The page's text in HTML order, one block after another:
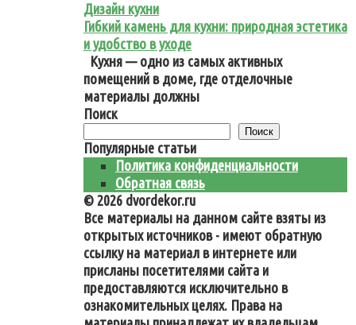
Дизайн кухни
Гибкий камень для кухни: природная эстетика
и удобство в уходе
Кухня — одно из самых активных
помещений в доме, где отделочные
материалы должны
Поиск
Поиск
Популярные статьи
Политика конфиденциальности
Обратная связь
© 2026 dvordekor.ru
Все материалы на данном сайте взяты из
открытых источников - имеют обратную
ссылку на материал в интернете или
присланы посетителями сайта и
предоставляются исключительно в
ознакомительных целях. Права на